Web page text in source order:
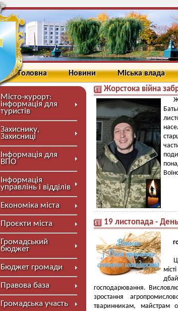
Головна Новини Міська влада
Місто-курорт:
інформація для
туристів
Захиснику,
Захисниці
Інформація для
ВПО
Інформація
управлінь і відділів
Економіка міста
Проєкти міста
Громадський
бюджет
Бюджет громади
Правова база
Громадська участь
Жорстока війна
19 листопада - День
господарювання.
зростання
тваринникам, майстрам